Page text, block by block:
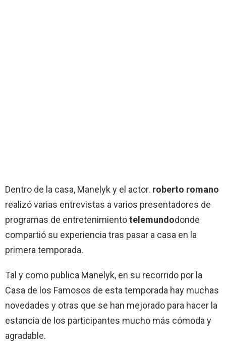
Dentro de la casa, Manelyk y el actor. roberto romano
realizó varias entrevistas a varios presentadores de
programas de entretenimientotelemundodonde
compartió su experiencia tras pasar a casa en la
primera temporada.
Tal y como publica Manelyk, en su recorrido por la
Casa de los Famosos de esta temporada hay muchas
novedades y otras que se han mejorado para hacer la
estancia de los participantes mucho más cómoda y
agradable.